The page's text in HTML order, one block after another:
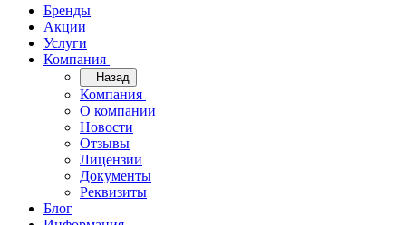
Бренды
Акции
Услуги
Компания
Назад
Компания
О компании
Новости
Отзывы
Лицензии
Документы
Реквизиты
Блог